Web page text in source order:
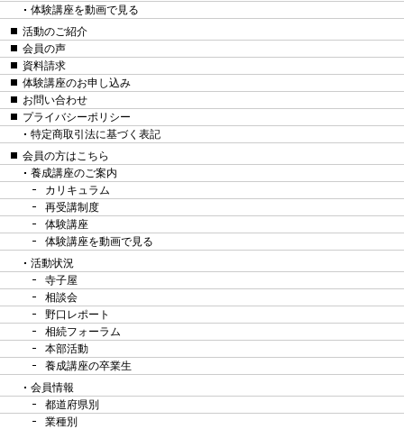
体験講座を動画で見る
活動のご紹介
会員の声
資料請求
体験講座のお申し込み
お問い合わせ
プライバシーポリシー
特定商取引法に基づく表記
会員の方はこちら
養成講座のご案内
カリキュラム
再受講制度
体験講座
体験講座を動画で見る
活動状況
寺子屋
相談会
野口レポート
相続フォーラム
本部活動
養成講座の卒業生
会員情報
都道府県別
業種別